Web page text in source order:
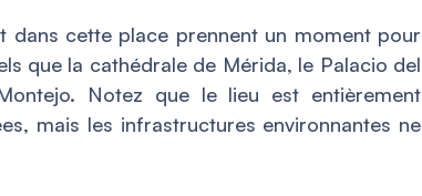
dans cette place prennent un moment pour
que la cathédrale de Mérida, le Palacio del
Notez que le lieu est entièrement
mais les infrastructures environnantes ne